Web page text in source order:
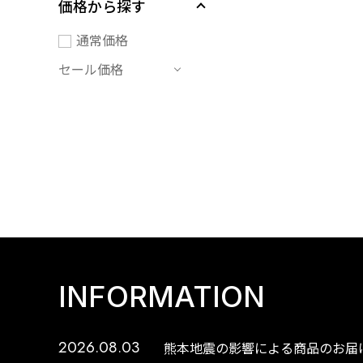
価格から探す
通常価格
セール価格
INFORMATION
2026.08.03 熊本地震の影響による商品のお届